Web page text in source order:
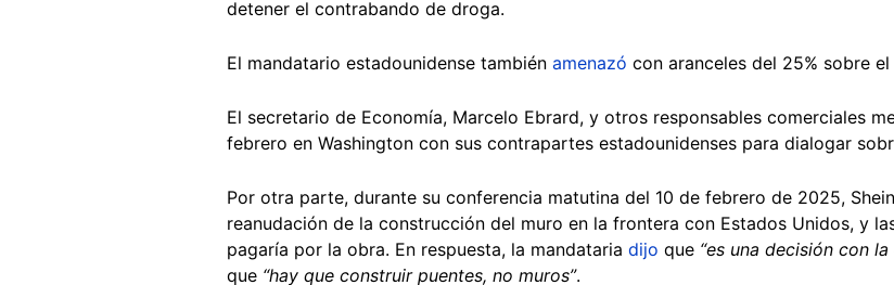
detener el contrabando de droga.
El mandatario estadounidense también amenazó con aranceles del 25% sobre
El secretario de Economía, Marcelo Ebrard, y otros responsables comerciales
febrero en Washington con sus contrapartes estadounidenses para dialogar
Por otra parte, durante su conferencia matutina del 10 de febrero de 2025,
reanudación de la construcción del muro en la frontera con Estados Unidos, y
pagaría por la obra. En respuesta, la mandataria dijo que “es una decisión con
que “hay que construir puentes, no muros”.